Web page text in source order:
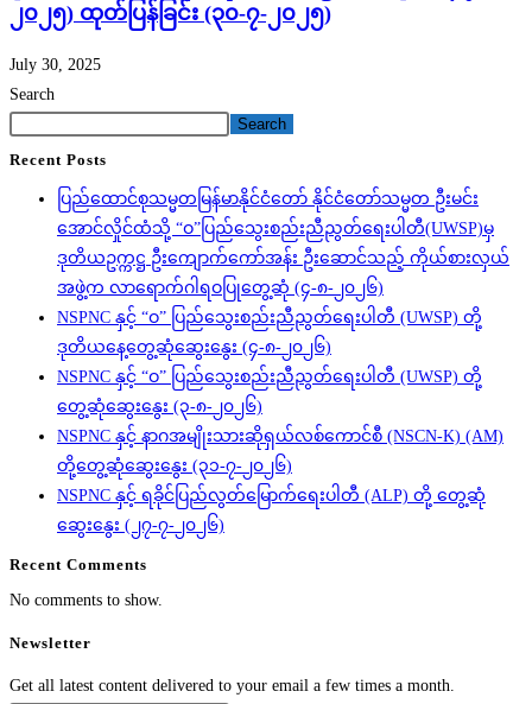
၂၀၂၅) ထုတ်ပြန်ခြင်း (၃၀-၇-၂၀၂၅)
July 30, 2025
Search
Search
Recent Posts
ပြည်ထောင်စုသမ္မတမြန်မာနိုင်ငံတော် နိုင်ငံတော်သမ္မတ ဦးမင်း
အောင်လှိုင်ထံသို့ “ဝ”ပြည်သွေးစည်းညီညွတ်ရေးပါတီ(UWSP)မှ
ဒုတိယဥက္ကဋ္ဌ ဦးကျောက်ကော်အန်း ဦးဆောင်သည့် ကိုယ်စားလှယ်
အဖွဲ့က လာရောက်ဂါရဝပြုတွေ့ဆုံ (၄-၈-၂၀၂၆)
NSPNC နှင့် “ဝ” ပြည်သွေးစည်းညီညွတ်ရေးပါတီ (UWSP) တို့
ဒုတိယနေ့တွေ့ဆုံဆွေးနွေး (၄-၈-၂၀၂၆)
NSPNC နှင့် “ဝ” ပြည်သွေးစည်းညီညွတ်ရေးပါတီ (UWSP) တို့
တွေ့ဆုံဆွေးနွေး (၃-၈-၂၀၂၆)
NSPNC နှင့် နာဂအမျိုးသားဆိုရှယ်လစ်ကောင်စီ (NSCN-K) (AM)
တို့တွေ့ဆုံဆွေးနွေး (၃၁-၇-၂၀၂၆)
NSPNC နှင့် ရခိုင်ပြည်လွတ်မြောက်ရေးပါတီ (ALP) တို့ တွေ့ဆုံ
ဆွေးနွေး (၂၇-၇-၂၀၂၆)
Recent Comments
No comments to show.
Newsletter
Get all latest content delivered to your email a few times a month.